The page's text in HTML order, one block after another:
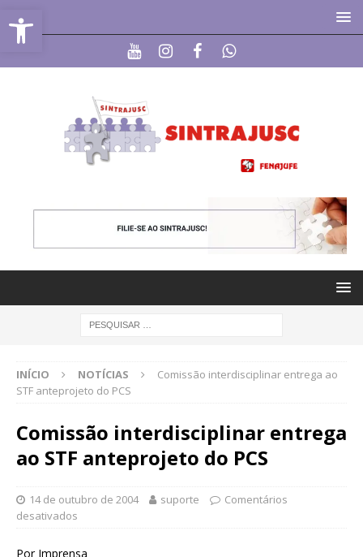
Abrir a barra de ferramentas
INÍCIO NOTÍCIAS
Comissão interdisciplinar entrega ao
STF anteprojeto do PCS
Comissão interdisciplinar entrega
ao STF anteprojeto do PCS
14 de outubro de 2004 suporte
Comentários
desativados
Por Imprensa